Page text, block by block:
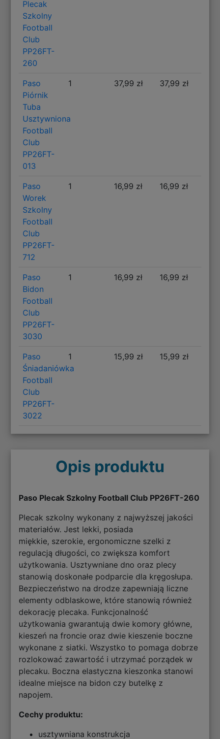
Plecak
Szkolny
Football
Club
PP26FT-
260
Paso
Piórnik
Tuba
Usztywniona
Football
Club
PP26FT-
013
1 37,99 zł 37,99 zł
Paso
Worek
Szkolny
Football
Club
PP26FT-
712
1 16,99 zł 16,99 zł
Paso
Bidon
Football
Club
PP26FT-
3030
1 16,99 zł 16,99 zł
Paso
Śniadaniówka
Football
Club
PP26FT-
3022
1 15,99 zł 15,99 zł
Opis produktu
Paso Plecak Szkolny Football Club PP26FT-260
Plecak szkolny wykonany z najwyższej jakości
materiałów. Jest lekki, posiada
miękkie, szerokie, ergonomiczne szelki z
regulacją długości, co zwiększa komfort
użytkowania. Usztywniane dno oraz plecy
stanowią doskonałe podparcie dla kręgosłupa.
Bezpieczeństwo na drodze zapewniają liczne
elementy odblaskowe, które stanowią również
dekorację plecaka. Funkcjonalność
użytkowania gwarantują dwie komory główne,
kieszeń na froncie oraz dwie kieszenie boczne
wykonane z siatki. Wszystko to pomaga dobrze
rozlokować zawartość i utrzymać porządek w
plecaku. Boczna elastyczna kieszonka stanowi
idealne miejsce na bidon czy butelkę z
napojem.
Cechy produktu:
usztywniana konstrukcja